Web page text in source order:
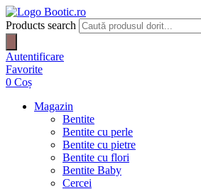
Products search
Autentificare
Favorite
0 Coș
Magazin
Bentite
Bentite cu perle
Bentite cu pietre
Bentite cu flori
Bentite Baby
Cercei